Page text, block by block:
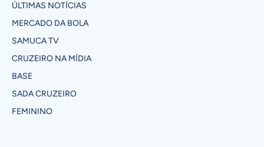
ÚLTIMAS NOTÍCIAS
MERCADO DA BOLA
SAMUCA TV
CRUZEIRO NA MÍDIA
BASE
SADA CRUZEIRO
FEMININO